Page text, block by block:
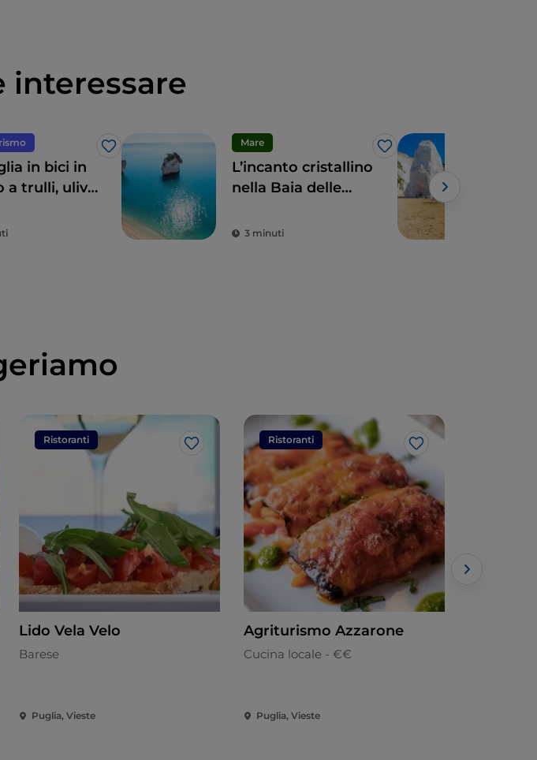
interessare
Like
in bici in
a trulli, ulivi
Mare
Like
L’incanto cristallino
nella Baia delle
Gargano
3 minuti
Ristoranti
Like
Lido Vela Velo
Barese
Puglia, Vieste
Ristoranti
Like
Agriturismo Azzarone
Cucina locale - €€
Puglia, Vieste